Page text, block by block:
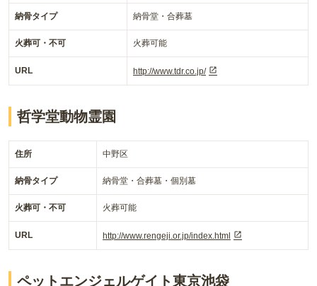
納骨タイプ 納骨堂・合葬墓
火葬可・不可 火葬可能
URL http://www.tdr.co.jp/
哲学堂動物霊園
住所 中野区
納骨タイプ 納骨堂・合葬墓・個別墓
火葬可・不可 火葬可能
URL http://www.rengeji.or.jp/index.html
ペットエンジェルゲイト東京池袋